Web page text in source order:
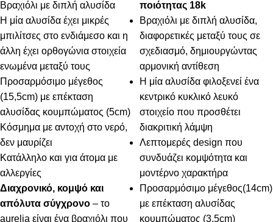
Βραχιόλι με διπλή αλυσίδα
Η μία αλυσίδα έχει μικρές
μπιλίτσες στο ενδιάμεσο και η
άλλη έχει ορθογώνια στοιχεία
ενωμένα μεταξύ τους
Προσαρμόσιμο μέγεθος
(15,5cm) με επέκταση
αλυσίδας κουμπώματος (5cm)
Κόσμημα με αντοχή στο νερό,
δεν μαυρίζει
Κατάλληλο και για άτομα με
αλλεργίες
Διαχρονικό, κομψό και
απόλυτα σύγχρονο – το
aurelia είναι ένα βραχιόλι που
ποιότητας 18k
Βραχιόλι με διπλή αλυσίδα,
διαφορετικές μεταξύ τους σε
σχεδιασμό, δημιουργώντας
αρμονική αντίθεση
Η μία αλυσίδα φιλοξενεί ένα
κεντρικό κυκλικό λευκό
στοιχείο που προσθέτει
διακριτική λάμψη
Λεπτομερές design που
συνδυάζει κομψότητα και
μοντέρνο χαρακτήρα
Προσαρμόσιμο μέγεθος(14cm)
με επέκταση αλυσίδας
κουμπώματος (3,5cm)